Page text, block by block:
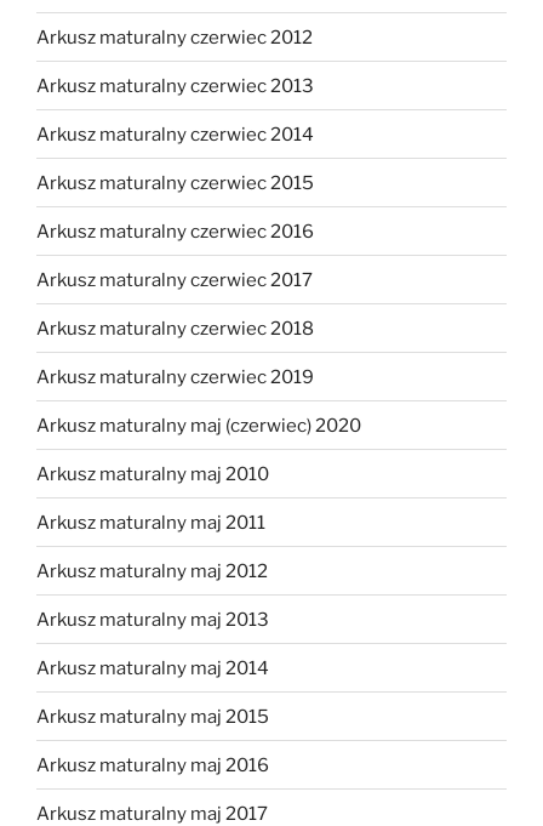
Arkusz maturalny czerwiec 2012
Arkusz maturalny czerwiec 2013
Arkusz maturalny czerwiec 2014
Arkusz maturalny czerwiec 2015
Arkusz maturalny czerwiec 2016
Arkusz maturalny czerwiec 2017
Arkusz maturalny czerwiec 2018
Arkusz maturalny czerwiec 2019
Arkusz maturalny maj (czerwiec) 2020
Arkusz maturalny maj 2010
Arkusz maturalny maj 2011
Arkusz maturalny maj 2012
Arkusz maturalny maj 2013
Arkusz maturalny maj 2014
Arkusz maturalny maj 2015
Arkusz maturalny maj 2016
Arkusz maturalny maj 2017